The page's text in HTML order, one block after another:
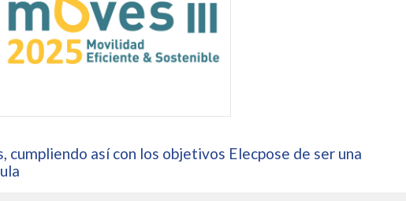
así con los objetivos Elecpose de ser una